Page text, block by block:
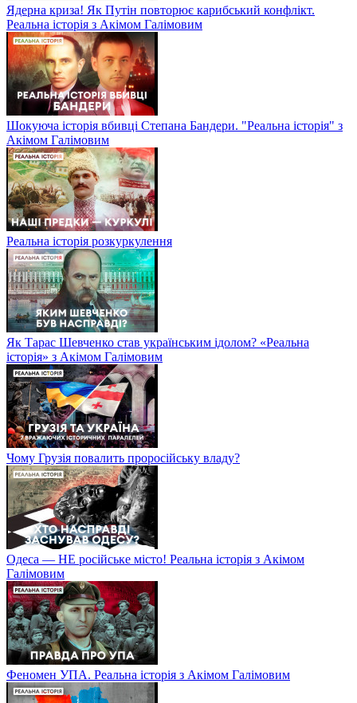
Ядерна криза! Як Путін повторює карибський конфлікт.
Реальна історія з Акімом Галімовим
Шокуюча історія вбивці Степана Бандери. "Реальна історія" з
Акімом Галімовим
Реальна історія розкуркулення
Як Тарас Шевченко став українським ідолом? «Реальна
історія» з Акімом Галімовим
Чому Грузія повалить проросійську владу?
Одеса — НЕ російське місто! Реальна історія з Акімом
Галімовим
Феномен УПА. Реальна історія з Акімом Галімовим